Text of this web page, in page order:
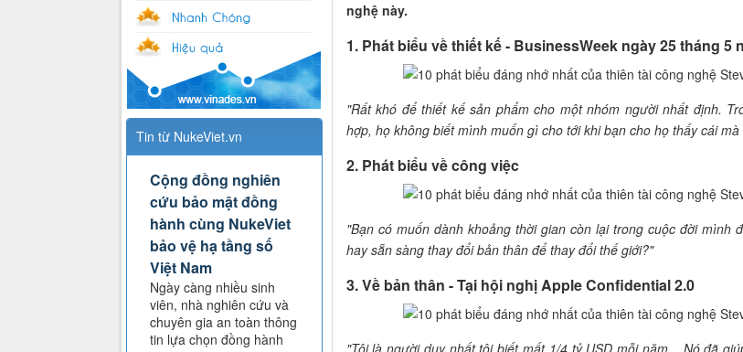
nghệ này.
1. Phát biểu về thiết kế - BusinessWeek ngày 25 tháng 5
"Rất khó để thiết kế sản phẩm cho một nhóm người nhất định.
hợp, họ không biết mình muốn gì cho tới khi bạn cho họ thấy cái mà
2. Phát biểu về công việc
"Bạn có muốn dành khoảng thời gian còn lại trong cuộc đời mình
hay sẵn sàng thay đổi bản thân để thay đổi thế giới?"
3. Về bản thân - Tại hội nghị Apple Confidential 2.0
"Tôi là người duy nhất tôi biết mất 1/4 tỷ USD mỗi năm... Nó đã
Tin từ NukeViet.vn
Cộng đồng nghiên
cứu bảo mật đồng
hành cùng NukeViet
bảo vệ hạ tầng số
Việt Nam
Ngày càng nhiều sinh
viên, nhà nghiên cứu và
chuyên gia an toàn thông
tin lựa chọn đồng hành